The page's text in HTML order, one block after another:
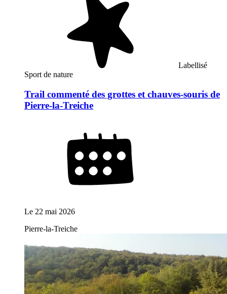
Labellisé
Sport de nature
Trail commenté des grottes et chauves‑souris de
Pierre‑la‑Treiche
Le 22 mai 2026
Pierre-la-Treiche